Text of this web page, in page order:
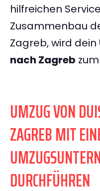
hilfreichen
Zusammenbau
Zagreb, wird dein
nach Zagreb
UMZUG VON
ZAGREB MIT
DURCHFÜHREN